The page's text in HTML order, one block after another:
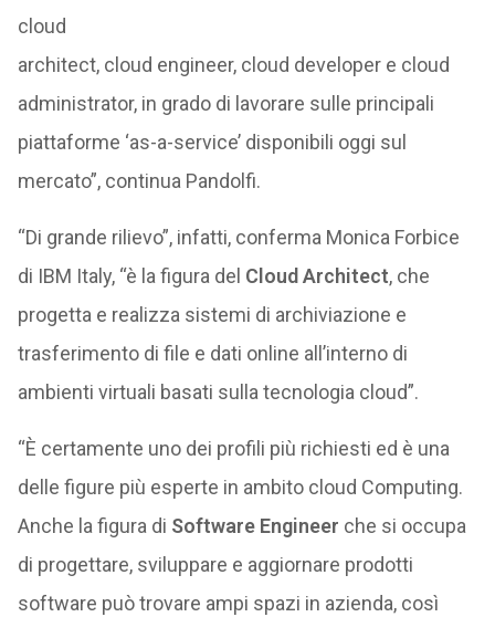
cloud
architect, cloud engineer, cloud developer e cloud
administrator, in grado di lavorare sulle principali
piattaforme ‘as-a-service’ disponibili oggi sul
mercato”, continua Pandolfi.
“Di grande rilievo”, infatti, conferma Monica Forbice
di IBM Italy, “è la figura del Cloud Architect, che
progetta e realizza sistemi di archiviazione e
trasferimento di file e dati online all’interno di
ambienti virtuali basati sulla tecnologia cloud”.
“È certamente uno dei profili più richiesti ed è una
delle figure più esperte in ambito cloud Computing.
Anche la figura di Software Engineer che si occupa
di progettare, sviluppare e aggiornare prodotti
software può trovare ampi spazi in azienda, così